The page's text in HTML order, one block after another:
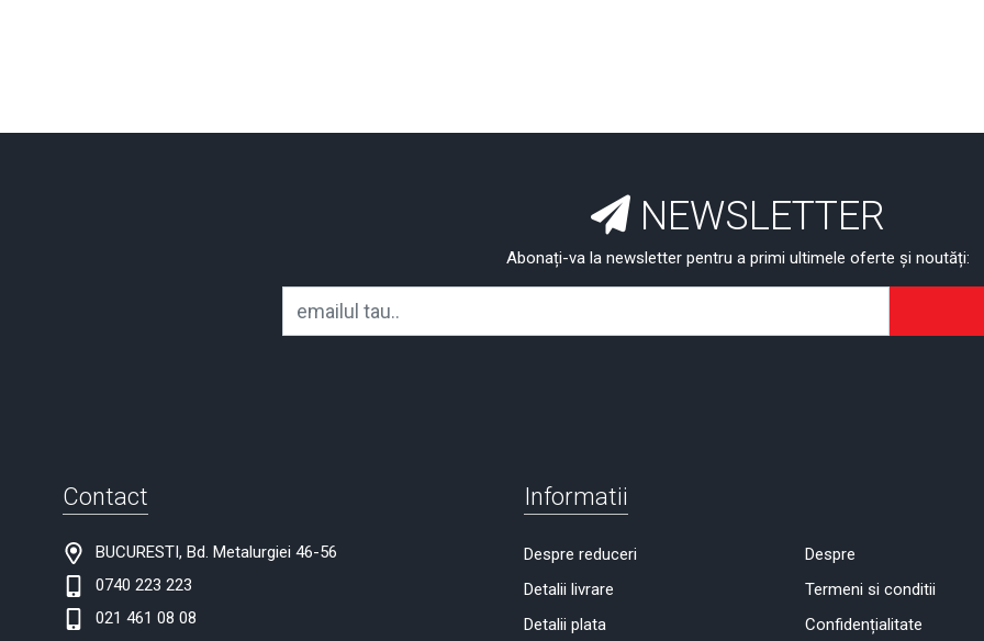
NEWSLETTER
Abonați-va la newsletter pentru a primi ultimele oferte și noutăți:
Contact
BUCURESTI, Bd. Metalurgiei 46-56
0740 223 223
021 461 08 08
Informatii
Despre reduceri
Detalii livrare
Detalii plata
Despre
Termeni si conditii
Confidențialitate